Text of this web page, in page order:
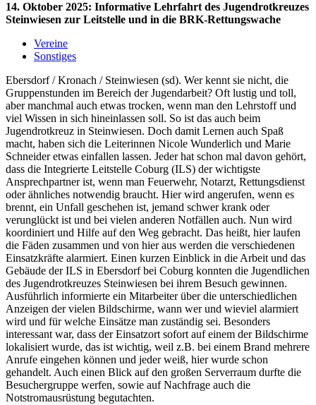
14. Oktober 2025: Informative Lehrfahrt des Jugendrotkreuzes
Steinwiesen zur Leitstelle und in die BRK-Rettungswache
Vereine
Sonstiges
Ebersdorf / Kronach / Steinwiesen (sd). Wer kennt sie nicht, die
Gruppenstunden im Bereich der Jugendarbeit? Oft lustig und toll,
aber manchmal auch etwas trocken, wenn man den Lehrstoff und
viel Wissen in sich hineinlassen soll. So ist das auch beim
Jugendrotkreuz in Steinwiesen. Doch damit Lernen auch Spaß
macht, haben sich die Leiterinnen Nicole Wunderlich und Marie
Schneider etwas einfallen lassen. Jeder hat schon mal davon gehört,
dass die Integrierte Leitstelle Coburg (ILS) der wichtigste
Ansprechpartner ist, wenn man Feuerwehr, Notarzt, Rettungsdienst
oder ähnliches notwendig braucht. Hier wird angerufen, wenn es
brennt, ein Unfall geschehen ist, jemand schwer krank oder
verunglückt ist und bei vielen anderen Notfällen auch. Nun wird
koordiniert und Hilfe auf den Weg gebracht. Das heißt, hier laufen
die Fäden zusammen und von hier aus werden die verschiedenen
Einsatzkräfte alarmiert. Einen kurzen Einblick in die Arbeit und das
Gebäude der ILS in Ebersdorf bei Coburg konnten die Jugendlichen
des Jugendrotkreuzes Steinwiesen bei ihrem Besuch gewinnen.
Ausführlich informierte ein Mitarbeiter über die unterschiedlichen
Anzeigen der vielen Bildschirme, wann wer und wieviel alarmiert
wird und für welche Einsätze man zuständig sei. Besonders
interessant war, dass der Einsatzort sofort auf einem der Bildschirme
lokalisiert wurde, das ist wichtig, weil z.B. bei einem Brand mehrere
Anrufe eingehen können und jeder weiß, hier wurde schon
gehandelt. Auch einen Blick auf den großen Serverraum durfte die
Besuchergruppe werfen, sowie auf Nachfrage auch die
Notstromausrüstung begutachten.